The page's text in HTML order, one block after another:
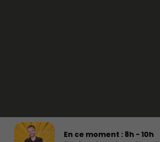
En ce moment : 8h - 10h